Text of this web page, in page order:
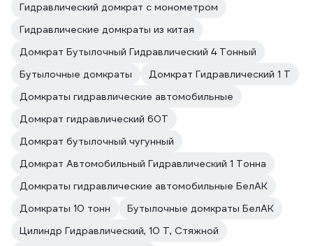
Гидравлический домкрат с монометром
Гидравлические домкраты из китая
Домкрат Бутылочный Гидравлический 4 Тонный
Бутылочные домкраты
Домкрат Гидравлический 1 Т
Домкраты гидравлические автомобильные
Домкрат гидравлический 60Т
Домкрат бутылочный чугунный
Домкрат Автомобильный Гидравлический 1 Тонна
Домкраты гидравлические автомобильные БелАК
Домкраты 10 тонн
Бутылочные домкраты БелАК
Цилиндр Гидравлический, 10 Т, Стяжной